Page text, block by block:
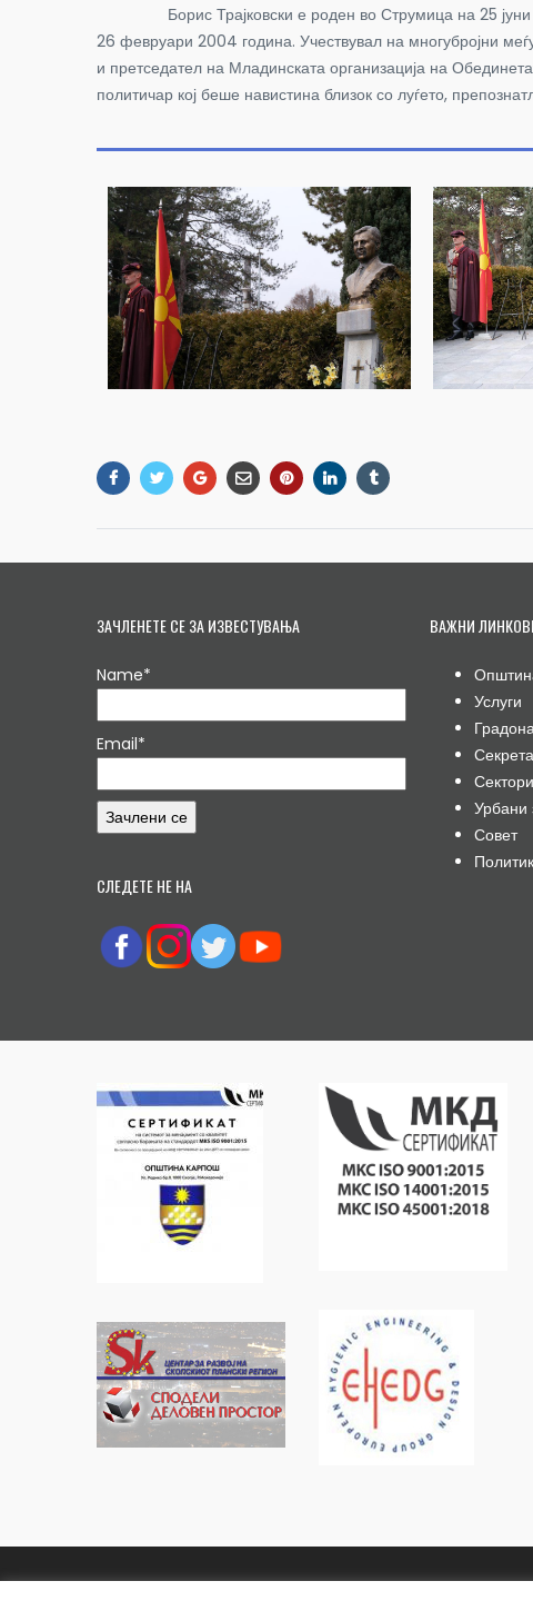
Борис Трајковски е роден во Струмица на 25 јуни
26 февруари 2004 година. Учествувал на многубројни
и претседател на Младинската организација на
политичар кој беше навистина близок со луѓето,
ЗАЧЛЕНЕТЕ СЕ ЗА ИЗВЕСТУВАЊА
Name*
Email*
СЛЕДЕТЕ НЕ НА
ВАЖНИ
Услуги
Сектори
Урбани
Совет